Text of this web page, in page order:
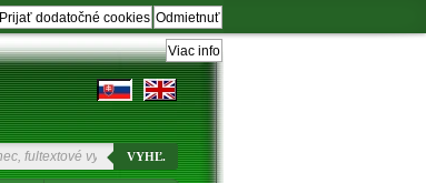
Odmietnuť
Prijať dodatočné cookies
Viac info
VYHĽ.